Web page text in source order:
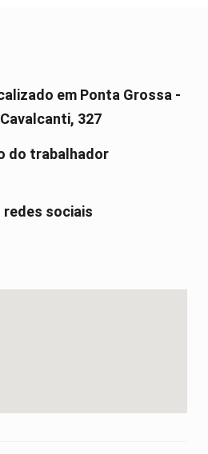
em Ponta Grossa -
327
do trabalhador
redes sociais